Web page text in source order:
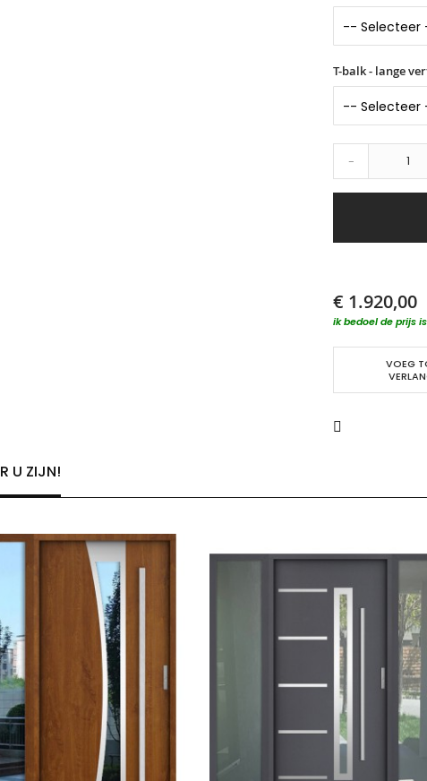
T-balk - lange
-
€ 1.920,00
ik bedoel de prijs
VOEG
U ZIJN!